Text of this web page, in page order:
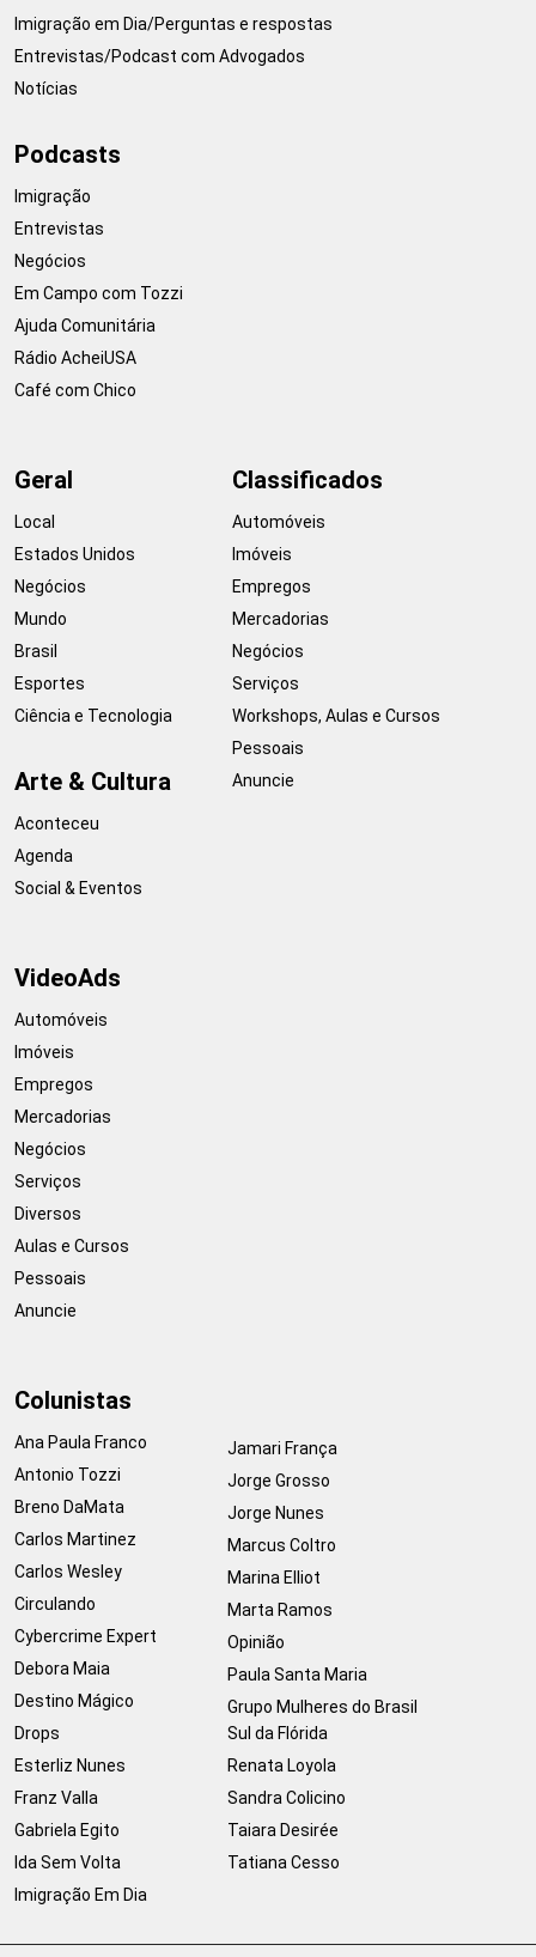
Imigração em Dia/Perguntas e respostas
Entrevistas/Podcast com Advogados
Notícias
Podcasts
Imigração
Entrevistas
Negócios
Em Campo com Tozzi
Ajuda Comunitária
Rádio AcheiUSA
Café com Chico
Geral
Local
Estados Unidos
Negócios
Mundo
Brasil
Esportes
Ciência e Tecnologia
Arte & Cultura
Aconteceu
Agenda
Social & Eventos
Classificados
Automóveis
Imóveis
Empregos
Mercadorias
Negócios
Serviços
Workshops, Aulas e Cursos
Pessoais
Anuncie
VideoAds
Automóveis
Imóveis
Empregos
Mercadorias
Negócios
Serviços
Diversos
Aulas e Cursos
Pessoais
Anuncie
Colunistas
Ana Paula Franco
Antonio Tozzi
Breno DaMata
Carlos Martinez
Carlos Wesley
Circulando
Cybercrime Expert
Debora Maia
Destino Mágico
Drops
Esterliz Nunes
Franz Valla
Gabriela Egito
Ida Sem Volta
Imigração Em Dia
Jamari França
Jorge Grosso
Jorge Nunes
Marcus Coltro
Marina Elliot
Marta Ramos
Opinião
Paula Santa Maria
Grupo Mulheres do Brasil
Sul da Flórida
Renata Loyola
Sandra Colicino
Taiara Desirée
Tatiana Cesso